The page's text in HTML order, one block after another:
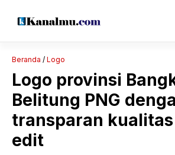
Beranda / Logo
Logo provinsi
Belitung PNG
transparan kualitas
edit